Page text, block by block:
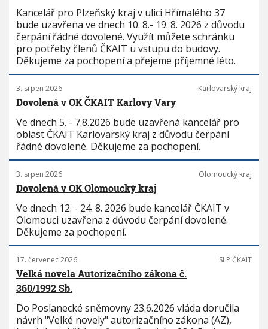
Kancelář pro Plzeňský kraj v ulici Hřímalého 37
bude uzavřena ve dnech 10. 8.- 19. 8. 2026 z důvodu
čerpání řádné dovolené. Využít můžete schránku
pro potřeby členů ČKAIT u vstupu do budovy.
Děkujeme za pochopení a přejeme příjemné léto.
3. srpen 2026 Karlovarský kraj
Dovolená v OK ČKAIT Karlovy Vary
Ve dnech 5. - 7.8.2026 bude uzavřená kancelář pro
oblast ČKAIT Karlovarský kraj z důvodu čerpání
řádné dovolené. Děkujeme za pochopení.
3. srpen 2026 Olomoucký kraj
Dovolená v OK Olomoucký kraj
Ve dnech 12. - 24. 8. 2026 bude kancelář ČKAIT v
Olomouci uzavřena z důvodu čerpání dovolené.
Děkujeme za pochopení.
17. červenec 2026 SLP ČKAIT
Velká novela Autorizačního zákona č.
360/1992 Sb.
Do Poslanecké sněmovny 23.6.2026 vláda doručila
návrh "Velké novely" autorizačního zákona (AZ),